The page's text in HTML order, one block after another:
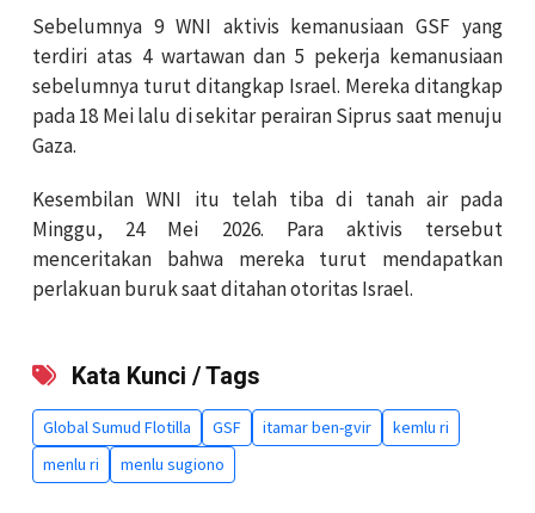
Sebelumnya 9 WNI aktivis kemanusiaan GSF yang
terdiri atas 4 wartawan dan 5 pekerja kemanusiaan
sebelumnya turut ditangkap Israel. Mereka ditangkap
pada 18 Mei lalu di sekitar perairan Siprus saat menuju
Gaza.
Kesembilan WNI itu telah tiba di tanah air pada
Minggu, 24 Mei 2026. Para aktivis tersebut
menceritakan bahwa mereka turut mendapatkan
perlakuan buruk saat ditahan otoritas Israel.
Kata Kunci / Tags
Global Sumud Flotilla GSF itamar ben-gvir
kemlu ri
menlu ri
menlu sugiono